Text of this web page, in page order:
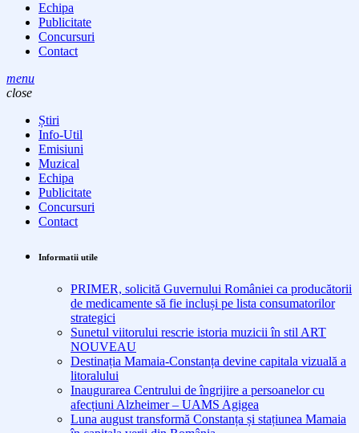
Echipa
Publicitate
Concursuri
Contact
menu
close
Știri
Info-Util
Emisiuni
Muzical
Echipa
Publicitate
Concursuri
Contact
Informatii utile
PRIMER, solicită Guvernului României ca producătorii
de medicamente să fie incluși pe lista consumatorilor
strategici
Sunetul viitorului rescrie istoria muzicii în stil ART
NOUVEAU
Destinația Mamaia-Constanța devine capitala vizuală a
litoralului
Inaugurarea Centrului de îngrijire a persoanelor cu
afecțiuni Alzheimer – UAMS Agigea
Luna august transformă Constanța și stațiunea Mamaia